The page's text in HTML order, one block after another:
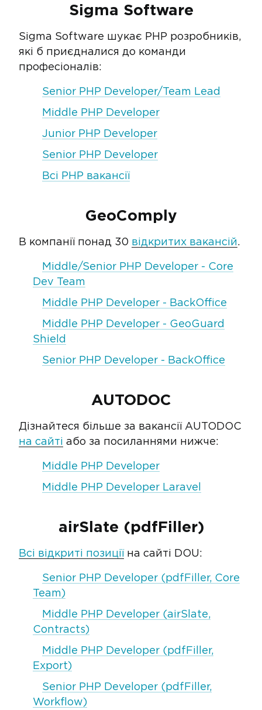
Sigma Software
Sigma Software шукає PHP розробників,
які б приєдналися до команди
професіоналів:
Senior PHP Developer/Team Lead
Middle PHP Developer
Junior PHP Developer
Senior PHP Developer
Всі PHP вакансії
GeoComply
В компанії понад 30 відкритих вакансій.
Middle/Senior PHP Developer - Core
Dev Team
Middle PHP Developer - BackOffice
Middle PHP Developer - GeoGuard
Shield
Senior PHP Developer - BackOffice
AUTODOC
Дізнайтеся більше за вакансії AUTODOC
на сайті або за посиланнями нижче:
Middle PHP Developer
Middle PHP Developer Laravel
airSlate (pdfFiller)
Всі відкриті позиції на сайті DOU:
Senior PHP Developer (pdfFiller, Core
Team)
Middle PHP Developer (airSlate,
Contracts)
Middle PHP Developer (pdfFiller,
Export)
Senior PHP Developer (pdfFiller,
Workflow)